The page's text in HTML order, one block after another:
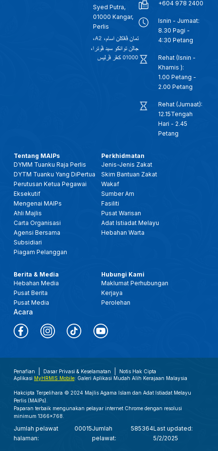
Syed Putra,
01000 Kangar,
Perlis
+604 978 2400
Isnin - Jumaat:
8.30 Pagi -
4:30 Petang
Rehat (Isnin -
Khamis ):
1.00 Petang -
2.00 Petang
Rehat (Jumaat):
12.15Tengah
Hari - 2.45
Petang
Tentang MAIPs
DYMM Tuanku Raja Perlis
DYTM Tuanku Yang DiPertua
Perutusan Ketua Pegawai
Eksekutif
Mengenai MAIPs
Ahli Majlis
Carta Organisasi
Agensi Bersama
Subsidiari
Piagam Pelanggan
Perkhidmatan
Jenis-Jenis Zakat
Skim Bantuan Zakat
Wakaf
Sumber Am
Fasiliti
Pusat Warisan
Adat Istiadat Melayu
Hebahan Warta
Berita & Media
Hebahan Media
Pusat Berita
Pusat Media
Acara
Hubungi Kami
Maklumat Perhubungan
Kerjaya
Perolehan
Penafian Dasar Privasi & Keselamatan
Notis Hak Cipta
Aplikasi MyHRMIS Mobile: Galeri Aplikasi Mudah Alih Kerajaan Malaysia
Hakcipta Terpelihara © 2024 Majlis Agama Islam dan Adat Istiadat Melayu
Perlis (MAIPs).
Paparan terbaik mengunakan pelayar internet Chrome dengan resolusi
minimum 1366x768.
Jumlah pelawat
halaman:
00015Jumlah
pelawat:
585364Last updated:
5/2/2025